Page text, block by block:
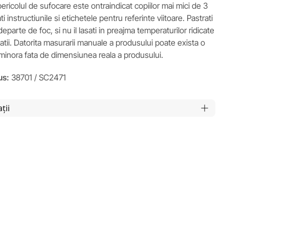
de sufocare este ontraindicat copiilor mai mici de 3
instructiunile si etichetele pentru referinte viitoare. Pastrati
de foc, si nu il lasati in preajma temperaturilor ridicate
Datorita masurarii manuale a produsului poate exista o
fata de dimensiunea reala a produsului.
38701 / SC2471